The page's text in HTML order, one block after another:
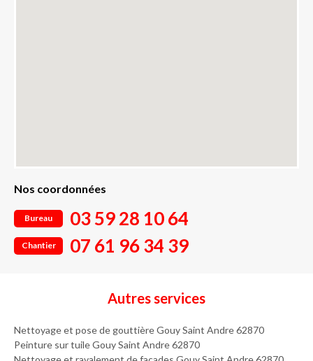
Nos coordonnées
Bureau 03 59 28 10 64
Chantier 07 61 96 34 39
Autres services
Nettoyage et pose de gouttière Gouy Saint Andre 62870
Peinture sur tuile Gouy Saint Andre 62870